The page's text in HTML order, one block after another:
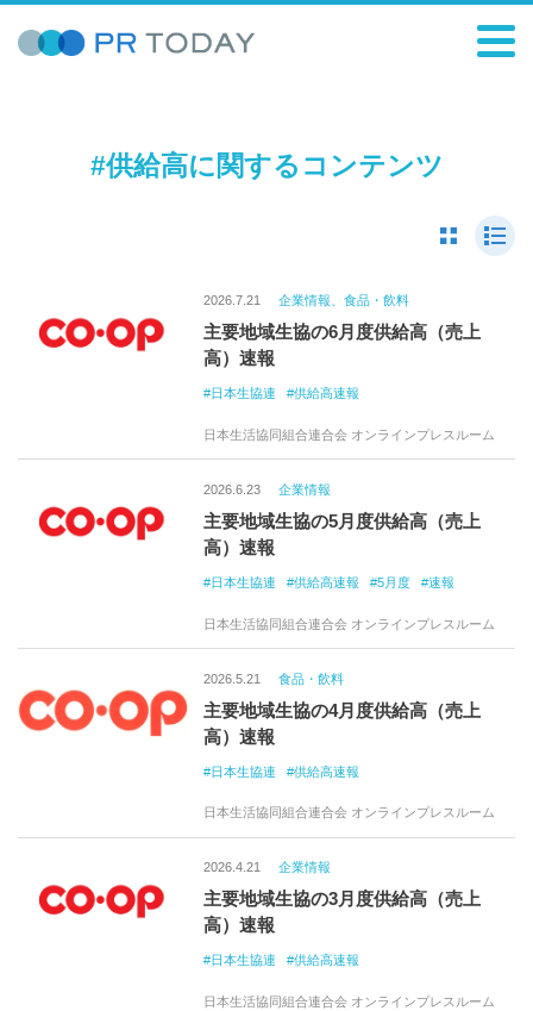
#供給高に関するコンテンツ
2026.7.21 企業情報、食品・飲料
主要地域生協の6月度供給高（売上
高）速報
日本生協連 供給高速報
日本生活協同組合連合会 オンラインプレスルーム
2026.6.23 企業情報
主要地域生協の5月度供給高（売上
高）速報
日本生協連 供給高速報 5月度 速報
日本生活協同組合連合会 オンラインプレスルーム
2026.5.21 食品・飲料
主要地域生協の4月度供給高（売上
高）速報
日本生協連 供給高速報
日本生活協同組合連合会 オンラインプレスルーム
2026.4.21 企業情報
主要地域生協の3月度供給高（売上
高）速報
日本生協連 供給高速報
日本生活協同組合連合会 オンラインプレスルーム